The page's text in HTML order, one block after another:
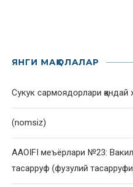
ЯНГИ МАҚОЛАЛАР
Сукук сармоядорлари қандай
(nomsiz)
AAOIFI меъёрлари №23:
тасарруф (фузулий